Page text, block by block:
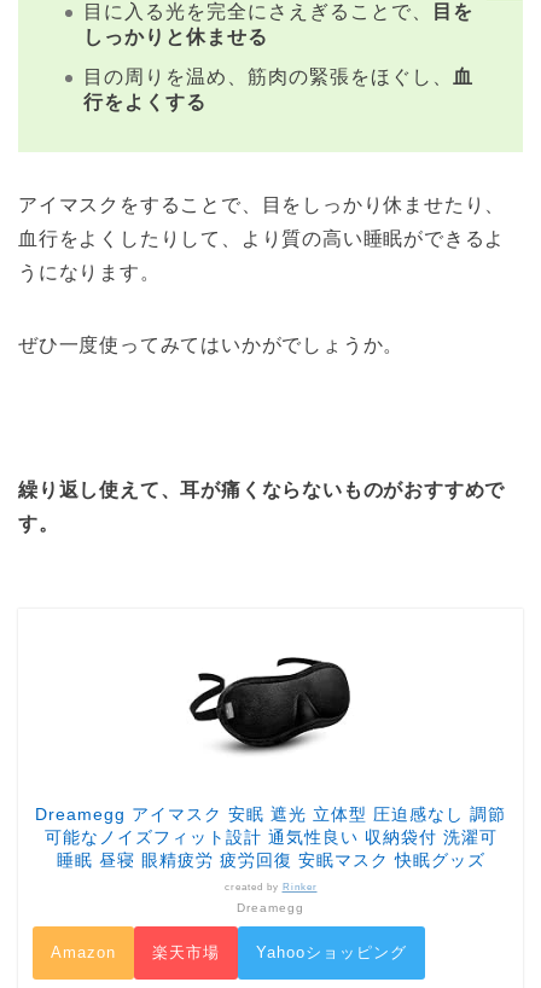
目に入る光を完全にさえぎることで、
目を
しっかりと休ませる
目の周りを温め、筋肉の緊張をほぐし、
血
行をよくする
アイマスクをすることで、目をしっかり休ませたり、
血行をよくしたりして、より質の高い睡眠ができるよ
うになります。
ぜひ一度使ってみてはいかがでしょうか。
繰り返し使えて、耳が痛くならないものがおすすめで
す。
Dreamegg アイマスク 安眠 遮光 立体型 圧迫感なし 調節
可能なノイズフィット設計 通気性良い 収納袋付 洗濯可
睡眠 昼寝 眼精疲労 疲労回復 安眠マスク 快眠グッズ
created by Rinker
Dreamegg
Amazon 楽天市場 Yahooショッピング